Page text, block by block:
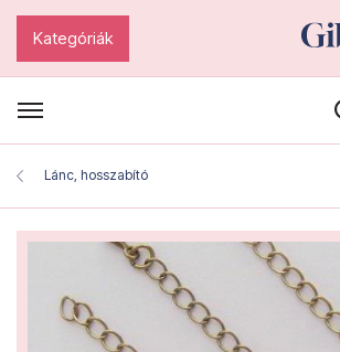
Kategóriák
Lánc, hosszabító